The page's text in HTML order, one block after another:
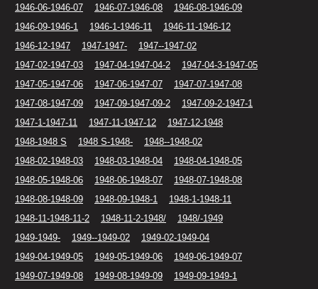
1946-06-1946-07
1946-07-1946-08
1946-08-1946-09
1946-09-1946-1
1946-1-1946-11
1946-11-1946-12
1946-12-1947
1947-1947-
1947--1947-02
1947-02-1947-03
1947-04-1947-04-2
1947-04-3-1947-05
1947-05-1947-06
1947-06-1947-07
1947-07-1947-08
1947-08-1947-09
1947-09-1947-09-2
1947-09-2-1947-1
1947-1-1947-11
1947-11-1947-12
1947-12-1948
1948-1948 S
1948 S-1948-
1948--1948-02
1948-02-1948-03
1948-03-1948-04
1948-04-1948-05
1948-05-1948-06
1948-06-1948-07
1948-07-1948-08
1948-08-1948-09
1948-09-1948-1
1948-1-1948-11
1948-11-1948-11-2
1948-11-2-1948/
1948/-1949
1949-1949-
1949--1949-02
1949-02-1949-04
1949-04-1949-05
1949-05-1949-06
1949-06-1949-07
1949-07-1949-08
1949-08-1949-09
1949-09-1949-1